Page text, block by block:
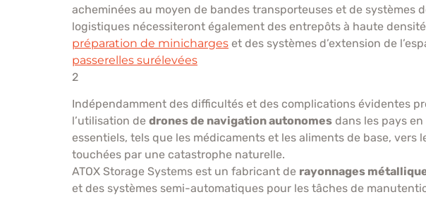
acheminées au moyen de bandes transporteuses et de systèmes
logistiques nécessiteront également des entrepôts à haute
préparation de minicharges et des systèmes d’extension de
passerelles surélevées
2
Indépendamment des difficultés et des complications évidentes
l’utilisation de drones de navigation autonomes dans les pays
essentiels, tels que les médicaments et les aliments de base, vers
touchées par une catastrophe naturelle.
ATOX Storage Systems est un fabricant de rayonnages
et des systèmes semi-automatiques pour les tâches de